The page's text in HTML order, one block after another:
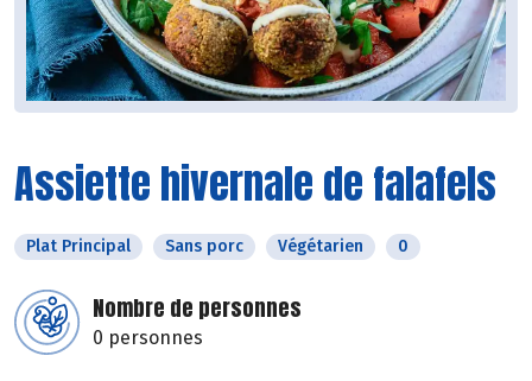
Assiette hivernale de falafels
Plat Principal Sans porc Végétarien 0
Nombre de personnes
0 personnes